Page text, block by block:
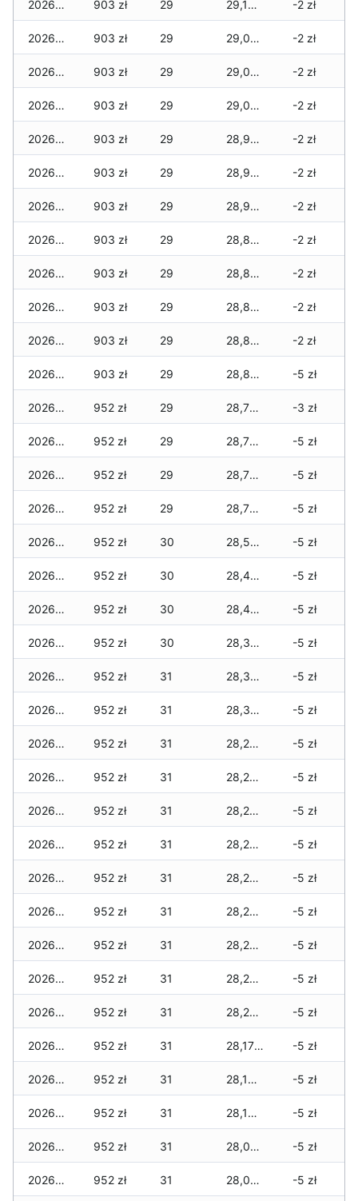
2026-05-12 903 zł 29 29,152 zł -2 zł
2026-05-09 903 zł 29 29,076 zł -2 zł
2026-05-08 903 zł 29 29,069 zł -2 zł
2026-05-07 903 zł 29 29,069 zł -2 zł
2026-05-06 903 zł 29 28,977 zł -2 zł
2026-05-05 903 zł 29 28,977 zł -2 zł
2026-05-04 903 zł 29 28,959 zł -2 zł
2026-05-03 903 zł 29 28,889 zł -2 zł
2026-05-02 903 zł 29 28,840 zł -2 zł
2026-05-01 903 zł 29 28,840 zł -2 zł
2026-04-30 903 zł 29 28,813 zł -2 zł
2026-04-29 903 zł 29 28,813 zł -5 zł
2026-04-28 952 zł 29 28,777 zł -3 zł
2026-04-27 952 zł 29 28,777 zł -5 zł
2026-04-26 952 zł 29 28,777 zł -5 zł
2026-04-25 952 zł 29 28,770 zł -5 zł
2026-04-24 952 zł 30 28,524 zł -5 zł
2026-04-23 952 zł 30 28,479 zł -5 zł
2026-04-22 952 zł 30 28,400 zł -5 zł
2026-04-21 952 zł 30 28,375 zł -5 zł
2026-04-20 952 zł 31 28,330 zł -5 zł
2026-04-19 952 zł 31 28,312 zł -5 zł
2026-04-18 952 zł 31 28,263 zł -5 zł
2026-04-17 952 zł 31 28,263 zł -5 zł
2026-04-16 952 zł 31 28,263 zł -5 zł
2026-04-15 952 zł 31 28,256 zł -5 zł
2026-04-14 952 zł 31 28,249 zł -5 zł
2026-04-13 952 zł 31 28,249 zł -5 zł
2026-04-12 952 zł 31 28,222 zł -5 zł
2026-04-11 952 zł 31 28,222 zł -5 zł
2026-04-10 952 zł 31 28,222 zł -5 zł
2026-04-09 952 zł 31 28,173 zł -5 zł
2026-04-08 952 zł 31 28,166 zł -5 zł
2026-04-07 952 zł 31 28,166 zł -5 zł
2026-04-06 952 zł 31 28,074 zł -5 zł
2026-04-05 952 zł 31 28,074 zł -5 zł